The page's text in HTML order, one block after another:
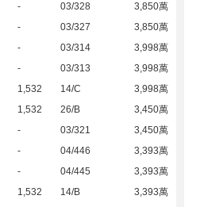
- 03/328
3,850萬
- 03/327
3,850萬
- 03/314
3,998萬
- 03/313
3,998萬
1,532 14/C
3,998萬
1,532 26/B
3,450萬
- 03/321
3,450萬
- 04/446
3,393萬
- 04/445
3,393萬
1,532 14/B
3,393萬